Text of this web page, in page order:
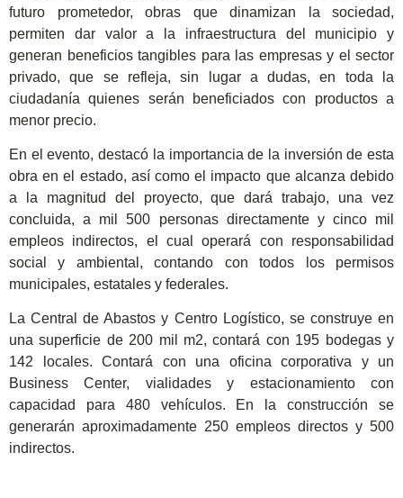
futuro prometedor, obras que dinamizan la sociedad,
permiten dar valor a la infraestructura del municipio y
generan beneficios tangibles para las empresas y el sector
privado, que se refleja, sin lugar a dudas, en toda la
ciudadanía quienes serán beneficiados con productos a
menor precio.
En el evento, destacó la importancia de la inversión de esta
obra en el estado, así como el impacto que alcanza debido
a la magnitud del proyecto, que dará trabajo, una vez
concluida, a mil 500 personas directamente y cinco mil
empleos indirectos, el cual operará con responsabilidad
social y ambiental, contando con todos los permisos
municipales, estatales y federales.
La Central de Abastos y Centro Logístico, se construye en
una superficie de 200 mil m2, contará con 195 bodegas y
142 locales. Contará con una oficina corporativa y un
Business Center, vialidades y estacionamiento con
capacidad para 480 vehículos. En la construcción se
generarán aproximadamente 250 empleos directos y 500
indirectos.